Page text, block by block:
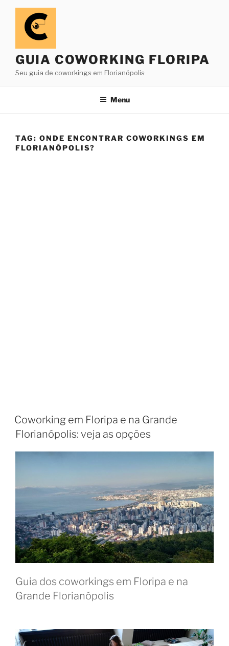
GUIA COWORKING FLORIPA
Seu guia de coworkings em Florianópolis
Menu
TAG: ONDE ENCONTRAR COWORKINGS EM
FLORIANÓPOLIS?
Coworking em Floripa e na Grande
Florianópolis: veja as opções
Guia dos coworkings em Floripa e na
Grande Florianópolis